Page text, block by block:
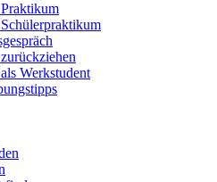
Werkstudent